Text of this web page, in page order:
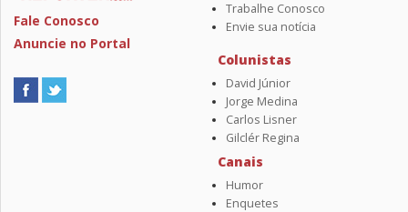
Fale Conosco
Anuncie no Portal
Trabalhe Conosco
Envie sua notícia
Colunistas
David Júnior
Jorge Medina
Carlos Lisner
Gilclér Regina
Canais
Humor
Enquetes